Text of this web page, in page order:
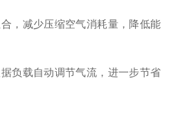
，减少压缩空气消耗量，降低能
负载自动调节气流，进一步节省